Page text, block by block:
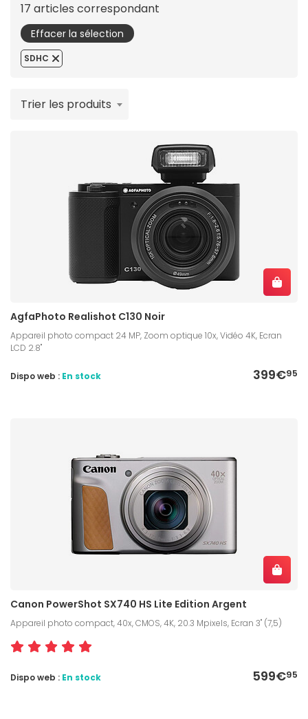
17 articles correspondant
Effacer la sélection
SDHC
Trier les produits
AgfaPhoto Realishot C130 Noir
Appareil photo compact 24 MP, Zoom optique 10x, Vidéo 4K, Ecran
LCD 2.8''
399€95
Dispo web : En stock
Canon PowerShot SX740 HS Lite Edition Argent
Appareil photo compact, 40x, CMOS, 4K, 20.3 Mpixels, Ecran 3" (7,5)
599€95
Dispo web : En stock